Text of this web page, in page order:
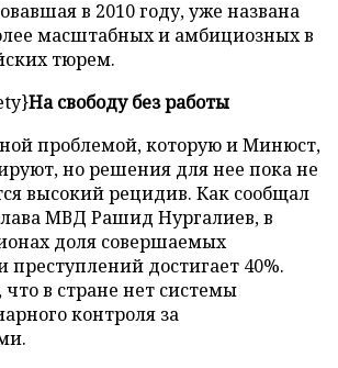
в 2010 году, уже названа
масштабных и амбициозных в
тюрем.
На свободу без работы
проблемой, которую и Минюст,
но решения для нее пока не
высокий рецидив. Как сообщал
МВД Рашид Нургалиев, в
доля совершаемых
достигает 40%.
в стране нет системы
контроля за